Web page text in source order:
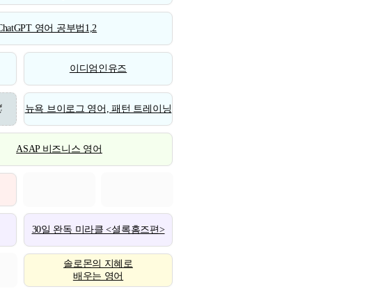
영어 공부법1,2
이디엄인유즈
뉴욕 브이로그 영어, 패턴 트레이닝
ASAP 비즈니스 영어
30일 완독 미라클 <셜록홈즈편>
솔로몬의 지혜로
배우는 영어